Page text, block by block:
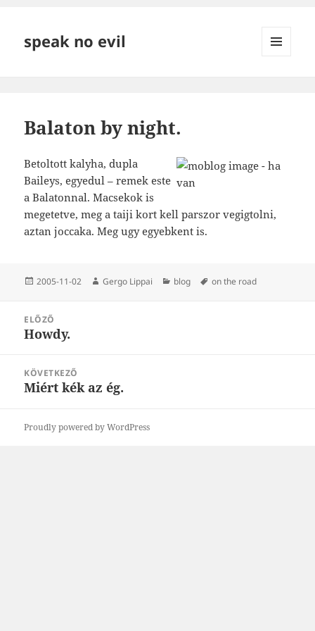
speak no evil
Balaton by night.
Betoltott kalyha, dupla
Baileys, egyedul – remek este
a Balatonnal. Macsekok is
megetetve, meg a taiji kort kell parszor vegigtolni,
aztan joccaka. Meg ugy egyebkent is.
Közzétéve
2005-11-02 Szerző
Gergo Lippai Kategória
blog Címke
on the road
navigáció
ELŐZŐ
Korábbi
Howdy.
KÖVETKEZŐ
Következő
Miért kék az ég.
Proudly powered by WordPress